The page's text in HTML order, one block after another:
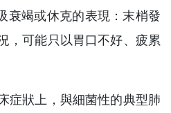
衰竭或休克的表現：末梢發
，可能只以胃口不好、疲累
症狀上，與細菌性的典型肺